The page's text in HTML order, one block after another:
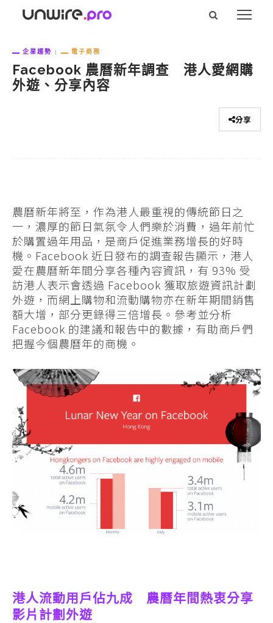
企業趨勢 電子商務
Facebook 農曆新年調查 港人愛網購
外遊、分享內容
分享
農曆新年將至，作為港人最重視的傳統節日之
一，濃厚的節日氣氛令人們樂於消費，過年前忙
於購置過年用品，是商戶促進業務增長的好時
機。Facebook 近日發布的調查報告顯示，港人
愛在農曆新年間分享各種內容資訊，有 93% 受
訪港人表示會透過 Facebook 獲取旅遊資訊計劃
外遊，而網上購物和流動購物亦在新年期間銷售
額大增，部分更錄得三倍增長。參考並分析
Facebook 的建議和報告中的數據，有助商戶們
把握今個農曆年的商機。
港人流動用戶佔九成 農曆年間熱衷分享
影片計劃外遊